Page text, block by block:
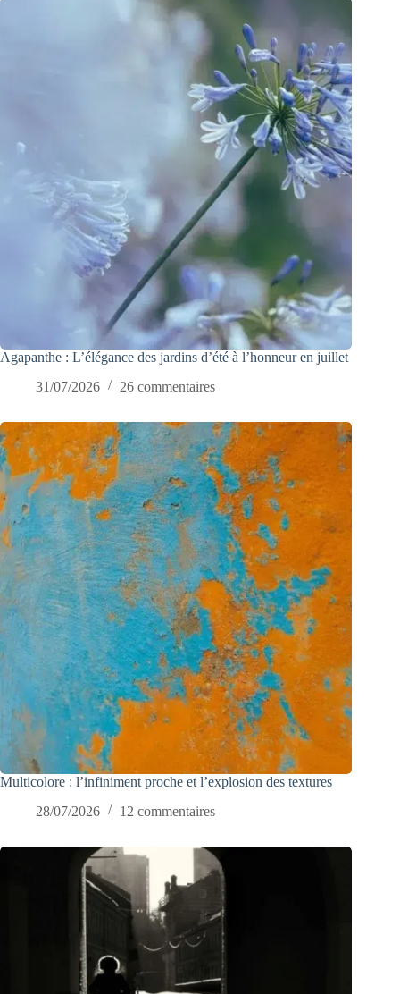
Agapanthe : L’élégance des jardins d’été à l’honneur en juillet
31/07/2026
26 commentaires
Multicolore : l’infiniment proche et l’explosion des textures
28/07/2026
12 commentaires